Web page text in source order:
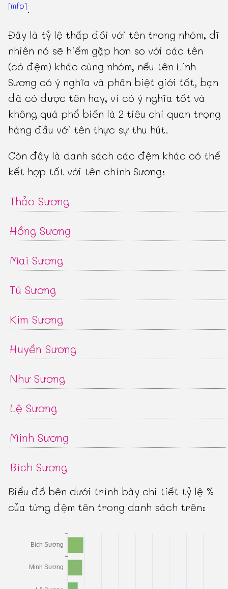
[mfp].
Đây là tỷ lệ thấp đối với tên trong nhóm, dĩ
nhiên nó sẽ hiếm gặp hơn so với các tên
(có đệm) khác cùng nhóm, nếu tên Linh
Sương có ý nghĩa và phân biệt giới tốt, bạn
đã có được tên hay, vì có ý nghĩa tốt và
không quá phổ biến là 2 tiêu chí quan trọng
hàng đầu với tên thực sự thu hút.
Còn đây là danh sách các đệm khác có thể
kết hợp tốt với tên chính Sương:
Thảo Sương
Hồng Sương
Mai Sương
Tú Sương
Kim Sương
Huyền Sương
Như Sương
Lệ Sương
Minh Sương
Bích Sương
Biểu đồ bên dưới trình bày chi tiết tỷ lệ %
của từng đệm tên trong danh sách trên: